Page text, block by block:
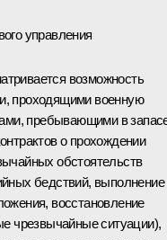
управления
возможность
проходящими военную
пребывающими в
о прохождении
обстоятельств
бедствий, выполнение
восстановление
чрезвычайные ситуации),